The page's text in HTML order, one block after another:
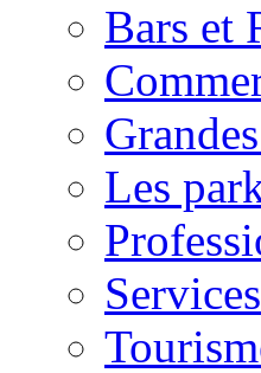
Bars et
Les
Services